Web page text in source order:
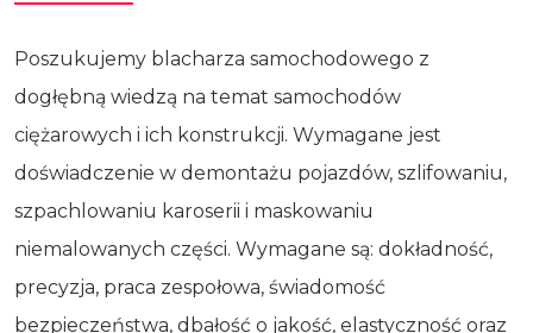
Poszukujemy blacharza samochodowego z
dogłębną wiedzą na temat samochodów
ciężarowych i ich konstrukcji. Wymagane jest
doświadczenie w demontażu pojazdów, szlifowaniu,
szpachlowaniu karoserii i maskowaniu
niemalowanych części. Wymagane są: dokładność,
precyzja, praca zespołowa, świadomość
bezpieczeństwa, dbałość o jakość, elastyczność oraz